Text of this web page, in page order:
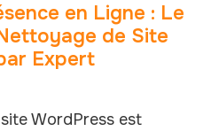
en Ligne : Le
de Site
Expert
WordPress est